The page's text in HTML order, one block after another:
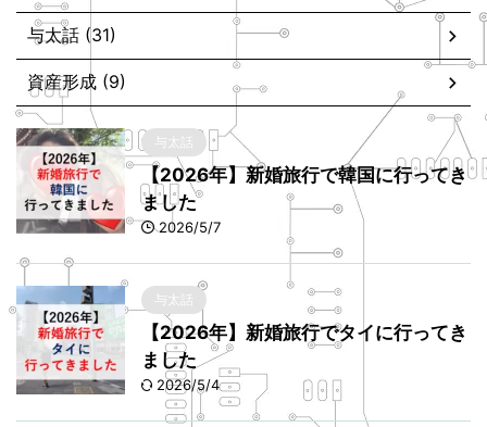
与太話 (31)
資産形成 (9)
与太話
【2026年】新婚旅行で韓国に行ってき
ました
2026/5/7
与太話
【2026年】新婚旅行でタイに行ってき
ました
2026/5/4